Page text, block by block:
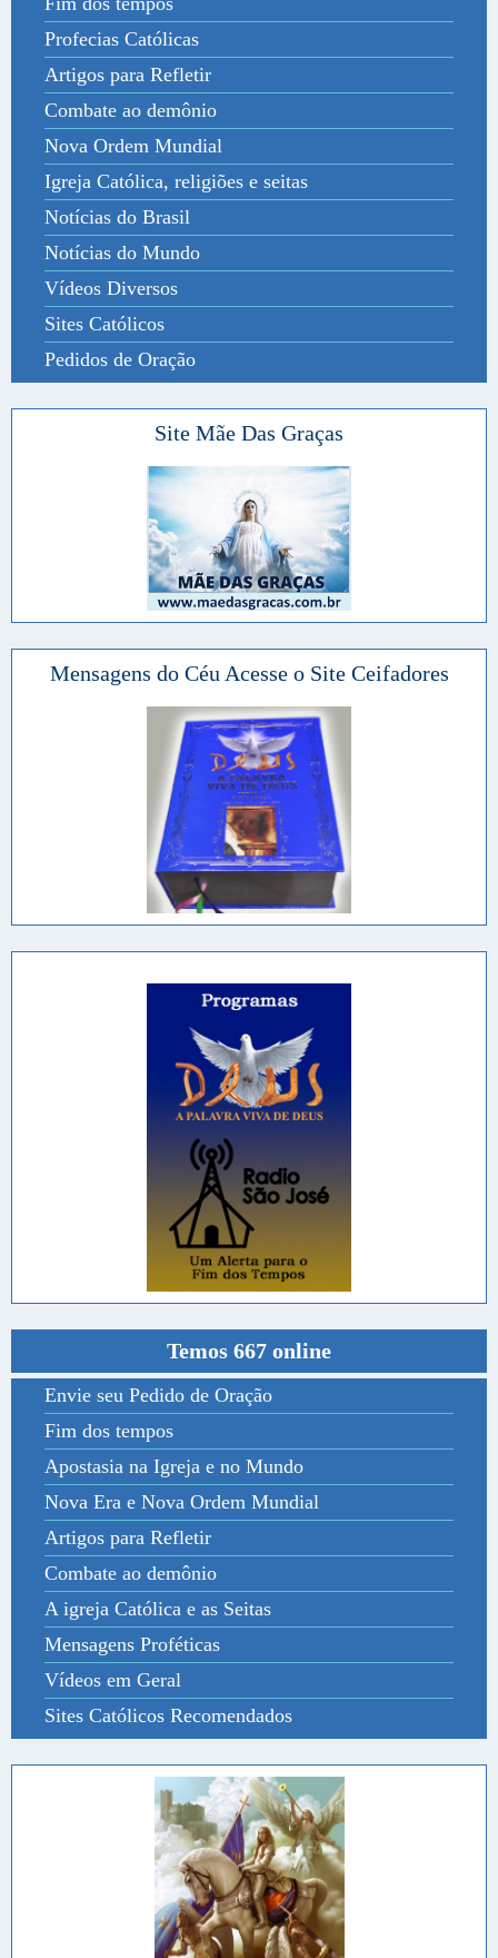
Profecias Católicas
Artigos para Refletir
Combate ao demônio
Nova Ordem Mundial
Igreja Católica, religiões e seitas
Notícias do Brasil
Notícias do Mundo
Vídeos Diversos
Sites Católicos
Pedidos de Oração
Site Mãe Das Graças
Mensagens do Céu Acesse o Site Ceifadores
Temos 667 online
Envie seu Pedido de Oração
Fim dos tempos
Apostasia na Igreja e no Mundo
Nova Era e Nova Ordem Mundial
Artigos para Refletir
Combate ao demônio
A igreja Católica e as Seitas
Mensagens Proféticas
Vídeos em Geral
Sites Católicos Recomendados